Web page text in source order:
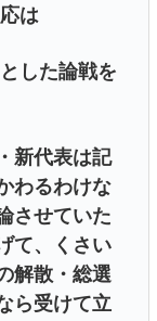
は
した論戦を
新代表は記
わるわけな
させていた
て、くさい
解散・総選
ら受けて立